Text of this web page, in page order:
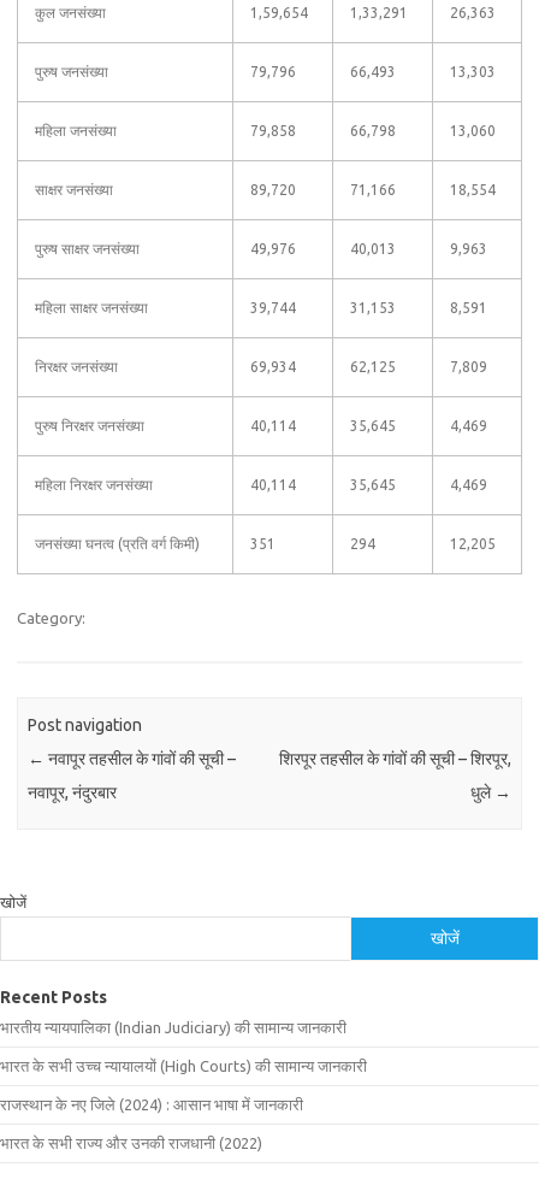
कुल जनसंख्या 1,59,654 1,33,291 26,363
पुरुष जनसंख्या 79,796 66,493 13,303
महिला जनसंख्या 79,858 66,798 13,060
साक्षर जनसंख्या 89,720 71,166 18,554
पुरुष साक्षर जनसंख्या 49,976 40,013 9,963
महिला साक्षर जनसंख्या 39,744 31,153 8,591
निरक्षर जनसंख्या 69,934 62,125 7,809
पुरुष निरक्षर जनसंख्या 40,114 35,645 4,469
महिला निरक्षर जनसंख्या 40,114 35,645 4,469
जनसंख्या घनत्व (प्रति वर्ग किमी) 351 294 12,205
Category:
Post navigation
← नवापूर तहसील के गांवों की सूची –
नवापूर, नंदुरबार
शिरपूर तहसील के गांवों की सूची – शिरपूर,
धुले →
खोजें
खोजें
Recent Posts
भारतीय न्यायपालिका (Indian Judiciary) की सामान्य जानकारी
भारत के सभी उच्च न्यायालयों (High Courts) की सामान्य जानकारी
राजस्थान के नए जिले (2024) : आसान भाषा में जानकारी
भारत के सभी राज्य और उनकी राजधानी (2022)